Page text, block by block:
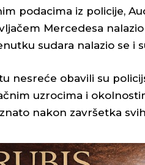
podacima iz policije,
Mercedesa
sudara nalazio se i
nesreće obavili su
uzrocima i
nakon završetka